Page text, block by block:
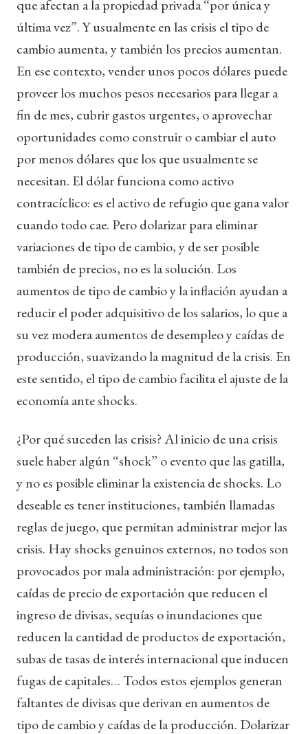
que afectan a la propiedad privada “por única y
última vez”. Y usualmente en las crisis el tipo de
cambio aumenta, y también los precios aumentan.
En ese contexto, vender unos pocos dólares puede
proveer los muchos pesos necesarios para llegar a
fin de mes, cubrir gastos urgentes, o aprovechar
oportunidades como construir o cambiar el auto
por menos dólares que los que usualmente se
necesitan. El dólar funciona como activo
contracíclico: es el activo de refugio que gana valor
cuando todo cae. Pero dolarizar para eliminar
variaciones de tipo de cambio, y de ser posible
también de precios, no es la solución. Los
aumentos de tipo de cambio y la inflación ayudan a
reducir el poder adquisitivo de los salarios, lo que a
su vez modera aumentos de desempleo y caídas de
producción, suavizando la magnitud de la crisis. En
este sentido, el tipo de cambio facilita el ajuste de la
economía ante shocks.
¿Por qué suceden las crisis? Al inicio de una crisis
suele haber algún “shock” o evento que las gatilla,
y no es posible eliminar la existencia de shocks. Lo
deseable es tener instituciones, también llamadas
reglas de juego, que permitan administrar mejor las
crisis. Hay shocks genuinos externos, no todos son
provocados por mala administración: por ejemplo,
caídas de precio de exportación que reducen el
ingreso de divisas, sequías o inundaciones que
reducen la cantidad de productos de exportación,
subas de tasas de interés internacional que inducen
fugas de capitales… Todos estos ejemplos generan
faltantes de divisas que derivan en aumentos de
tipo de cambio y caídas de la producción. Dolarizar